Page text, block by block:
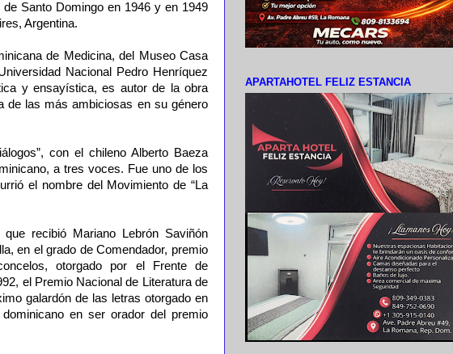
Santo Domingo en 1946 y en 1949
Argentina.
de Medicina, del Museo Casa
Nacional Pedro Henríquez
y ensayística, es autor de la obra
de las más ambiciosas en su género
con el chileno Alberto Baeza
a tres voces. Fue uno de los
el nombre del Movimiento de “La
recibió Mariano Lebrón Saviñón
en el grado de Comendador, premio
otorgado por el Frente de
el Premio Nacional de Literatura de
galardón de las letras otorgado en
en ser orador del premio
APARTAHOTEL FELIZ ESTANCIA